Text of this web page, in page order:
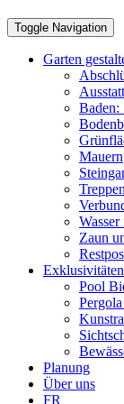
Toggle Navigation
Garten
Baden:
Mauern
Zaun
Exklusivitäten
Pool
Planung
Über uns
FR